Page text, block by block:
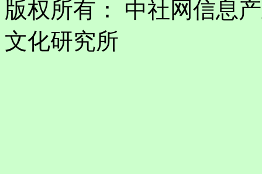
版权所有： 中社网信息
文化研究所